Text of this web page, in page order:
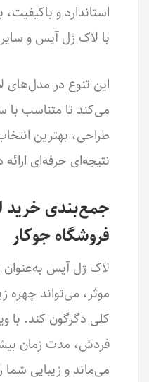
استاندارد و
با لاک ژل آیس و
این تنوع در
می‌کند تا متناسب با
طراحی، بهترین
نتیجه‌ای حرفه‌ای
جمع‌بندی خرید
فروشگاه جوکار
لاک ژل آیس
موثر، می‌تواند چهره
کلی دگرگون کند. با
فردش، مدت زمان
می‌ماند و زیبایی شما